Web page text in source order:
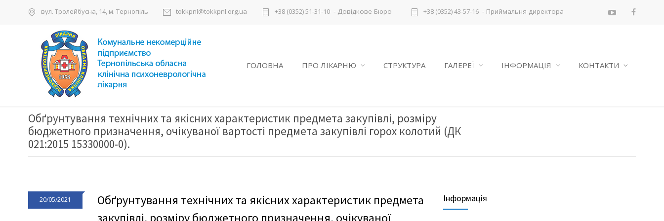
вул. Тролейбусна, 14, м. Тернопіль tokkpnl@tokkpnl.org.ua +38 (0352) 51-31-10 - Довідкове Бюро +38 (0352) 43-57-16 - Приймальня директора
ГОЛОВНА ПРО ЛІКАРНЮ СТРУКТУРА ГАЛЕРЕЇ ІНФОРМАЦІЯ КОНТАКТИ
Обґрунтування технічних та якісних характеристик предмета закупівлі, розміру
бюджетного призначення, очікуваної вартості предмета закупівлі горох колотий (ДК
021:2015 15330000-0).
20/05/2021
Обґрунтування технічних та якісних характеристик предмета
закупівлі, розміру бюджетного призначення, очікуваної
Інформація